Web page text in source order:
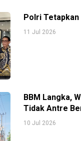
Polri
11 Jul 2026
BBM Langka,
Tidak Antre
10 Jul 2026